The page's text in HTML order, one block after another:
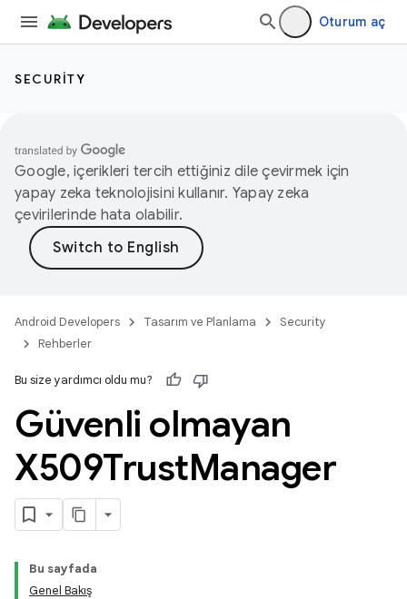
Oturum aç
SECURITY
Google, içerikleri tercih ettiğiniz dile çevirmek için
yapay zeka teknolojisini kullanır. Yapay zeka
çevirilerinde hata olabilir.
Android Developers Tasarım ve Planlama
Security
Rehberler
Bu size yardımcı oldu mu?
Güvenli olmayan
X509TrustManager
Bu sayfada
Genel Bakış